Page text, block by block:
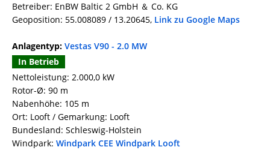
Betreiber: EnBW Baltic 2 GmbH ＆ Co. KG
Geoposition: 55.008089 / 13.20645, Link zu Google Maps
Anlagentyp: Vestas V90 - 2.0 MW
In Betrieb
Nettoleistung: 2.000,0 kW
Rotor-Ø: 90 m
Nabenhöhe: 105 m
Ort: Looft / Gemarkung: Looft
Bundesland: Schleswig-Holstein
Windpark: Windpark CEE Windpark Looft